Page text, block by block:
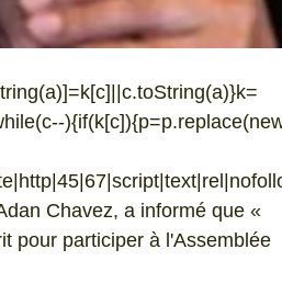
Chavez, a informé que «
pour participer à l'Assemblée